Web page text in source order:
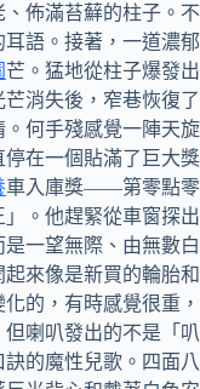
佈滿苔蘚的柱子。不
語。接著，一道濃郁
芒。猛地從柱子爆發出
消失後，窄巷恢復了
何手殘感覺一陣天旋
在一個貼滿了巨大獎
車入庫獎——第零點零
。他趕緊從車窗探出
一望無際、由無數白
來像是新買的輪胎和
的，有時感覺很重，
喇叭發出的不是「叭
的魔性兒歌。四面八